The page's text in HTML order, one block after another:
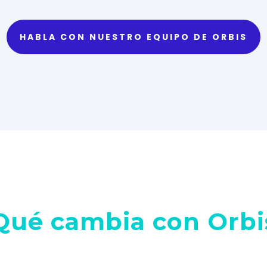
HABLA CON NUESTRO EQUIPO DE ORBIS
cambia con